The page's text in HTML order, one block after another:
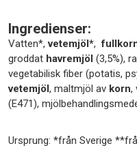
Ingredienser:
Vatten*,vetemjöl*,
groddat havremjöl (3,5%),
vegetabilisk fiber (potatis,
vetemjöl, maltmjöl av korn,
(E471),
Ursprung: *från Sverige